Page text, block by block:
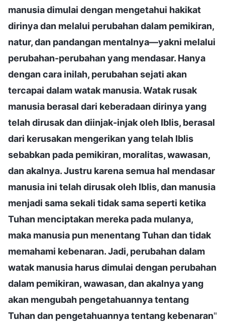
manusia dimulai dengan mengetahui hakikat
dirinya dan melalui perubahan dalam pemikiran,
natur, dan pandangan mentalnya—yakni melalui
perubahan-perubahan yang mendasar. Hanya
dengan cara inilah, perubahan sejati akan
tercapai dalam watak manusia. Watak rusak
manusia berasal dari keberadaan dirinya yang
telah dirusak dan diinjak-injak oleh Iblis, berasal
dari kerusakan mengerikan yang telah Iblis
sebabkan pada pemikiran, moralitas, wawasan,
dan akalnya. Justru karena semua hal mendasar
manusia ini telah dirusak oleh Iblis, dan manusia
menjadi sama sekali tidak sama seperti ketika
Tuhan menciptakan mereka pada mulanya,
maka manusia pun menentang Tuhan dan tidak
memahami kebenaran. Jadi, perubahan dalam
watak manusia harus dimulai dengan perubahan
dalam pemikiran, wawasan, dan akalnya yang
akan mengubah pengetahuannya tentang
Tuhan dan pengetahuannya tentang kebenaran"